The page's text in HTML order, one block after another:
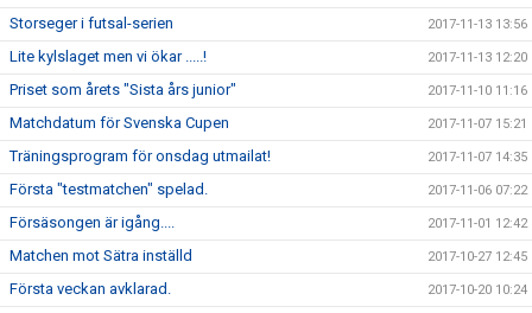
Storseger i futsal-serien 2017-11-13 13:56
Lite kylslaget men vi ökar .....! 2017-11-13 12:20
Priset som årets "Sista års junior" 2017-11-10 11:16
Matchdatum för Svenska Cupen 2017-11-07 15:21
Träningsprogram för onsdag utmailat! 2017-11-07 14:35
Första "testmatchen" spelad. 2017-11-06 07:22
Försäsongen är igång.... 2017-11-01 12:42
Matchen mot Sätra inställd 2017-10-27 12:45
Första veckan avklarad. 2017-10-20 10:24